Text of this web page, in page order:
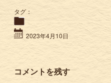
タグ：
2023年4月10日
コメントを残す